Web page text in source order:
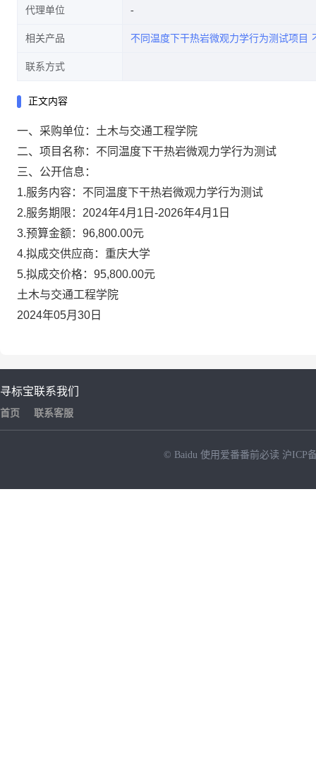
代理单位
相关产品 不同温度下干热岩微观力学行为测试项目
联系方式
正文内容
一、采购单位：土木与交通工程学院
二、项目名称：不同温度下干热岩微观力学行为测试
三、公开信息：
1.服务内容：不同温度下干热岩微观力学行为测试
2.服务期限：2024年4月1日-2026年4月1日
3.预算金额：96,800.00元
4.拟成交供应商：重庆大学
5.拟成交价格：95,800.00元
土木与交通工程学院
2024年05月30日
寻标宝
首页
联系我们
联系客服
© Baidu 使用爱番番前必读 沪ICP